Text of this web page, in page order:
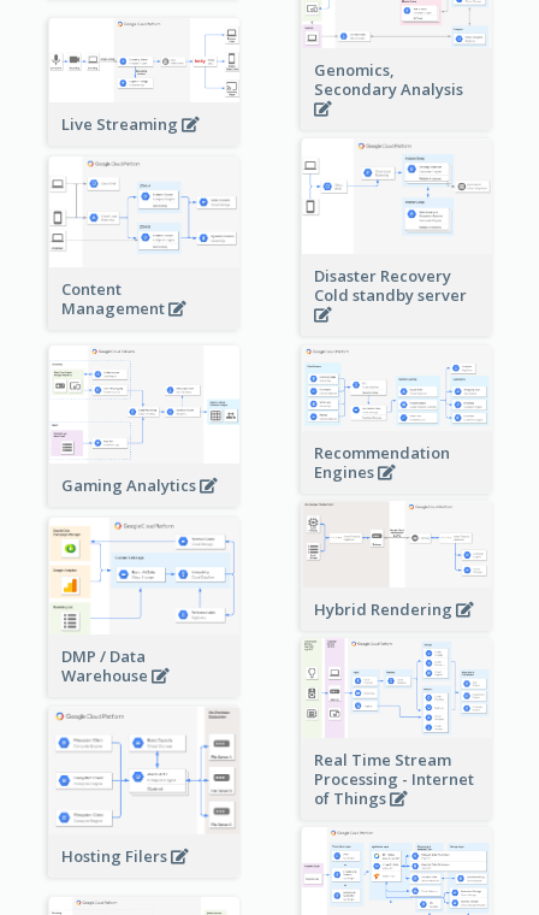
Genomics,
Secondary Analysis
Live Streaming
Disaster Recovery
Cold standby server
Content
Management
Gaming Analytics
Recommendation
Engines
Hybrid Rendering
DMP / Data
Warehouse
Real Time Stream
Processing - Internet
of Things
Hosting Filers